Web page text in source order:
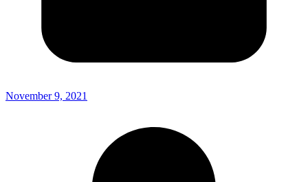
November 9, 2021